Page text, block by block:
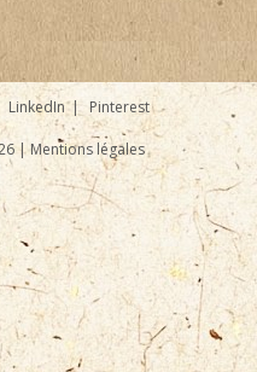
LinkedIn Pinterest
|Mentions légales